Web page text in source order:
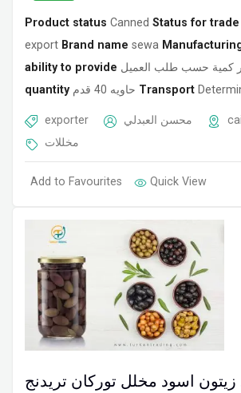
Product status Canned Status for trade
export Brand name sewa
ability to provide كمية حسب طلب العميل
quantity
حاويه 40 قدم Transport
exporter محسن العبدلي
مخللات
Add to Favourites Quick View
زيتون اسود مخلل توركان تريدنج